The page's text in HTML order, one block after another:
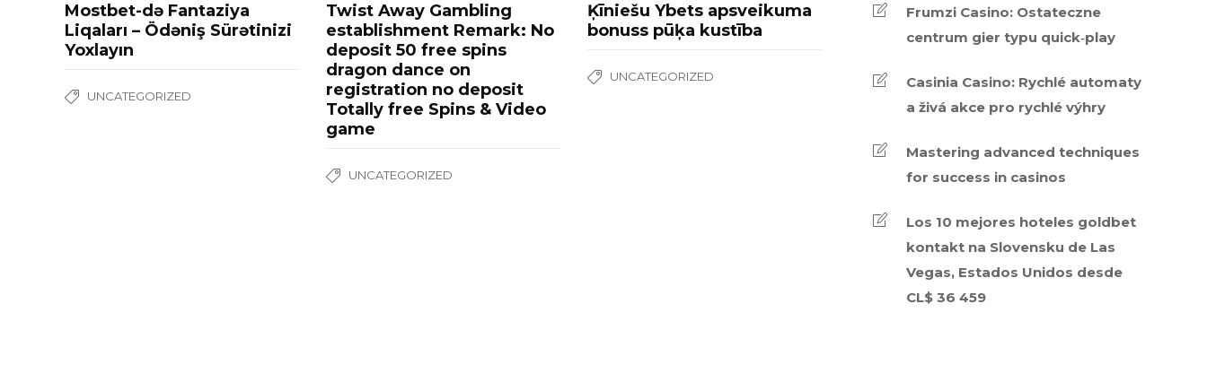
Mostbet-də Fantaziya
Liqaları – Ödəniş Sürətinizi
Yoxlayın
UNCATEGORIZED
Twist Away Gambling
establishment Remark: No
deposit 50 free spins
dragon dance on
registration no deposit
Totally free Spins & Video
game
UNCATEGORIZED
Ķīniešu Ybets apsveikuma
bonuss pūķa kustība
UNCATEGORIZED
Frumzi Casino: Ostateczne
centrum gier typu quick‑play
Casinia Casino: Rychlé automaty
a živá akce pro rychlé výhry
Mastering advanced techniques
for success in casinos
Los 10 mejores hoteles goldbet
kontakt na Slovensku de Las
Vegas, Estados Unidos desde
CL$ 36 459